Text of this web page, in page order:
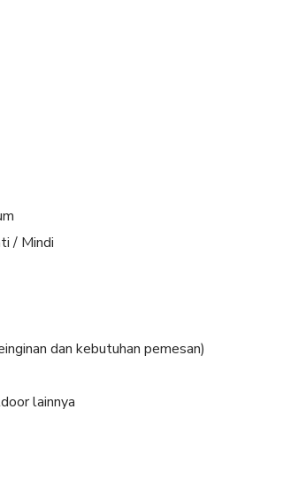
/ Mindi
dan kebutuhan pemesan)
lainnya